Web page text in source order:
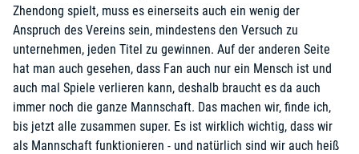
Zhendong spielt, muss es einerseits auch ein wenig der
Anspruch des Vereins sein, mindestens den Versuch zu
unternehmen, jeden Titel zu gewinnen. Auf der anderen Seite
hat man auch gesehen, dass Fan auch nur ein Mensch ist und
auch mal Spiele verlieren kann, deshalb braucht es da auch
immer noch die ganze Mannschaft. Das machen wir, finde ich,
bis jetzt alle zusammen super. Es ist wirklich wichtig, dass wir
als Mannschaft funktionieren - und natürlich sind wir auch heiß